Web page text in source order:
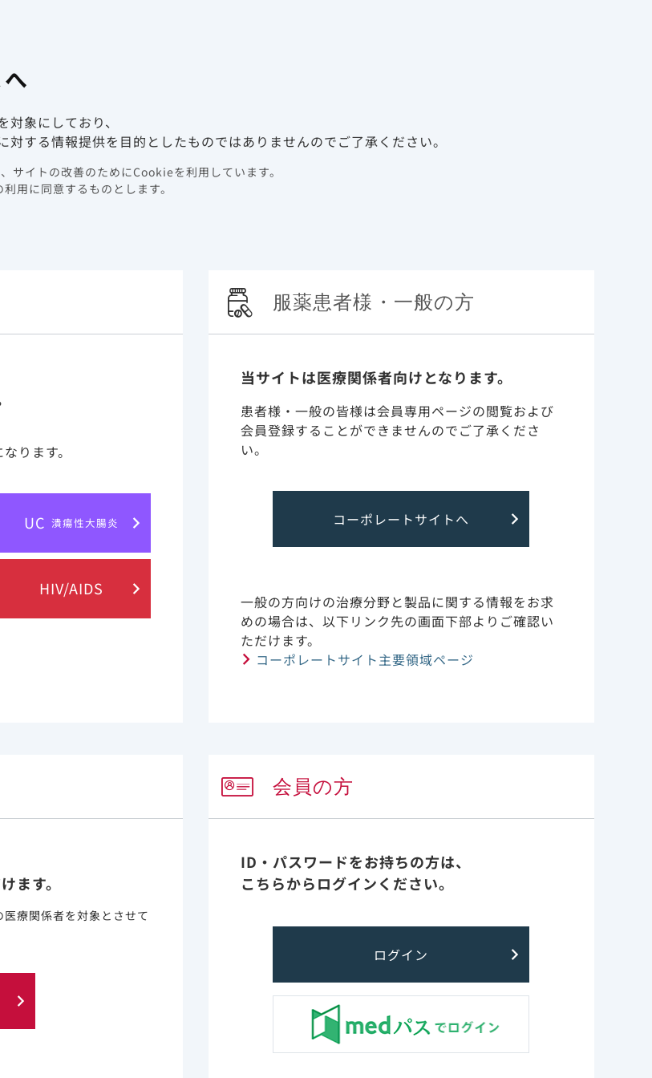
イブラリ
法の紹介
で、抗腫瘍効果が期待されます。
す。導入されたT細胞の細胞膜にCARが発現し、腫瘍細
られています。
特性
適格性の確認
作用機序
CAR T細胞療法の紹介
象にしており、
する情報提供を目的としたものではありませんのでご了承ください。
サイトの改善のためにCookieを利用しています。
用に同意するものとします。
ります。
UC 潰瘍性大腸炎
HIV/AIDS
服薬患者様・一般の方
当サイトは医療関係者向けとなります。
患者様・一般の皆様は会員専用ページの閲覧および
会員登録することができませんのでご了承くださ
い。
コーポレートサイトへ
一般の方向けの治療分野と製品に関する情報をお求
めの場合は、以下リンク先の画面下部よりご確認い
ただけます。
コーポレートサイト主要領域ページ
ます。
療関係者を対象とさせて
会員の方
ID・パスワードをお持ちの方は、
こちらからログインください。
ログイン